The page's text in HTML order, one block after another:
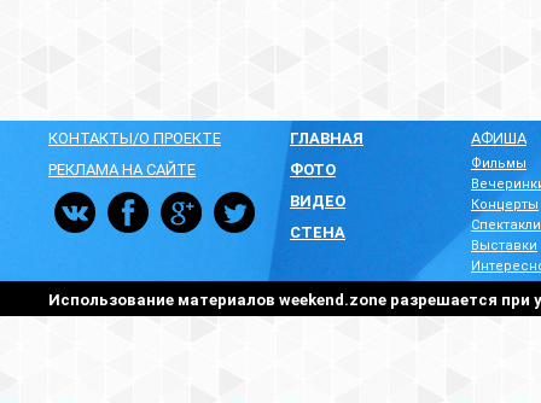
КОНТАКТЫ/О ПРОЕКТЕ
РЕКЛАМА НА САЙТЕ
ГЛАВНАЯ
ФОТО
ВИДЕО
СТЕНА
АФИША
Фильмы
Концерты
Спектакли
Выставки
Использование материалов weekend.zone разрешается